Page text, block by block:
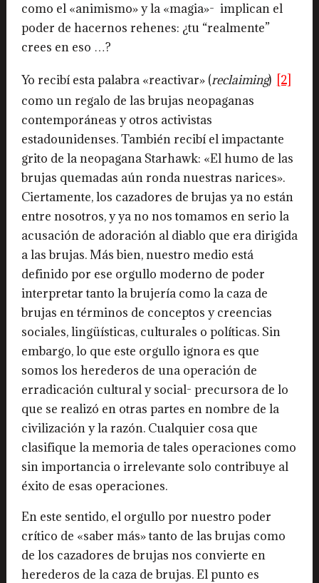
como el «animismo» y la «magia»- implican el
poder de hacernos rehenes: ¿tu “realmente”
crees en eso …?
Yo recibí esta palabra «reactivar» (reclaiming)
[2]
como un regalo de las brujas neopaganas
contemporáneas y otros activistas
estadounidenses. También recibí el impactante
grito de la neopagana Starhawk: «El humo de las
brujas quemadas aún ronda nuestras narices».
Ciertamente, los cazadores de brujas ya no están
entre nosotros, y ya no nos tomamos en serio la
acusación de adoración al diablo que era dirigida
a las brujas. Más bien, nuestro medio está
definido por ese orgullo moderno de poder
interpretar tanto la brujería como la caza de
brujas en términos de conceptos y creencias
sociales, lingüísticas, culturales o políticas. Sin
embargo, lo que este orgullo ignora es que
somos los herederos de una operación de
erradicación cultural y social- precursora de lo
que se realizó en otras partes en nombre de la
civilización y la razón. Cualquier cosa que
clasifique la memoria de tales operaciones como
sin importancia o irrelevante solo contribuye al
éxito de esas operaciones.
En este sentido, el orgullo por nuestro poder
crítico de «saber más» tanto de las brujas como
de los cazadores de brujas nos convierte en
herederos de la caza de brujas. El punto es